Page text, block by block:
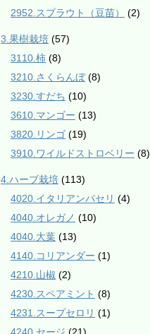
2952.スプラウト（豆苗）
(2)
3.果樹栽培 (57)
3110.柿 (8)
3210.さくらんぼ(8)
3230.すだち (10)
3610.マンゴー (13)
3820.リンゴ (19)
3910.ワイルドストロベリー (8)
4.ハーブ栽培 (113)
4020.イタリアンパセリ (4)
4040.オレガノ (10)
4040.大葉 (13)
4140.コリアンダー (1)
4210.山椒 (2)
4230.スペアミント (8)
4231.スープセロリ (1)